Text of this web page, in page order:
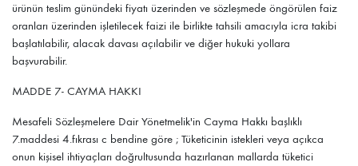
ürünün teslim günündeki fiyatı üzerinden ve sözleşmede öngörülen faiz
oranları üzerinden işletilecek faizi ile birlikte tahsili amacıyla icra takibi
başlatılabilir, alacak davası açılabilir ve diğer hukuki yollara
başvurabilir.
MADDE 7- CAYMA HAKKI
Mesafeli Sözleşmelere Dair Yönetmelik'in Cayma Hakkı başlıklı
7.maddesi 4.fıkrası c bendine göre ; Tüketicinin istekleri veya açıkca
onun kişisel ihtiyaçları doğrultusunda hazırlanan mallarda tüketici